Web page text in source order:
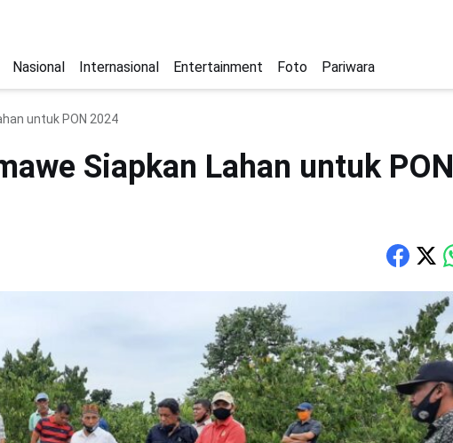
Nasional Internasional Entertainment Foto Pariwara
untuk PON 2024
Siapkan Lahan untuk PON